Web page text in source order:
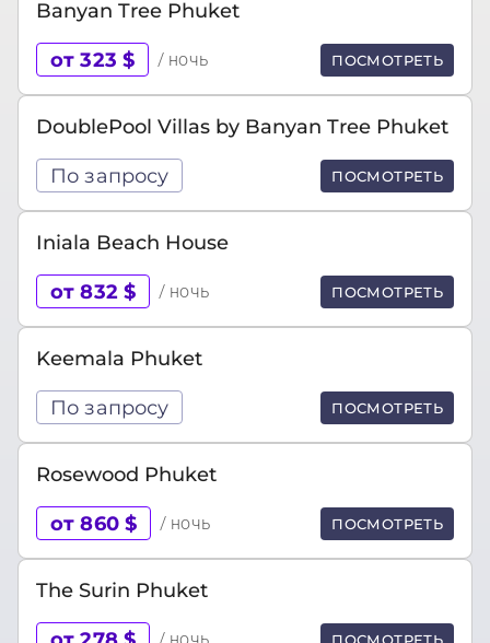
Banyan Tree Phuket
от 323 $ / ночь ПОСМОТРЕТЬ
DoublePool Villas by Banyan Tree Phuket
По запросу ПОСМОТРЕТЬ
Iniala Beach House
от 832 $ / ночь ПОСМОТРЕТЬ
Keemala Phuket
По запросу ПОСМОТРЕТЬ
Rosewood Phuket
от 860 $ / ночь ПОСМОТРЕТЬ
The Surin Phuket
/ ночь ПОСМОТРЕТЬ